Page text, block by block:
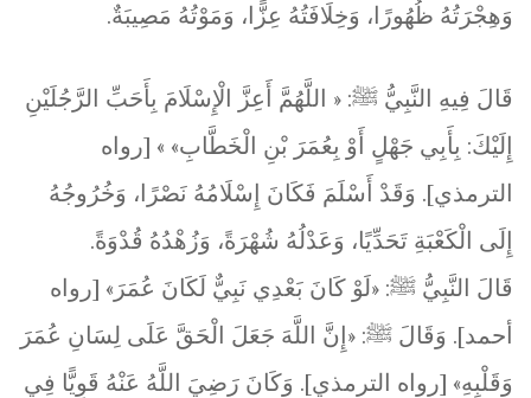
وَهِجْرَتُهُ ظُهُورًا، وَخِلَافَتُهُ عِزًّا، وَمَوْتُهُ مَصِيبَةٌ.
قَالَ فِيهِ النَّبِيُّ ﷺ: « اللَّهُمَّ أَعِزَّ الْإِسْلَامَ بِأَحَبِّ الرَّجُلَيْنِ
إِلَيْكَ: بِأَبِي جَهْلٍ أَوْ بِعُمَرَ بْنِ الْخَطَّابِ» » [رواه
الترمذي]. وَقَدْ أَسْلَمَ فَكَانَ إِسْلَامُهُ نَصْرًا، وَخُرُوجُهُ
إِلَى الْكَعْبَةِ تَحَدِّيًا، وَعَدْلُهُ شُهْرَةً، وَزُهْدُهُ قُدْوَةً.
قَالَ النَّبِيُّ ﷺ: «لَوْ كَانَ بَعْدِي نَبِيٌّ لَكَانَ عُمَرَ» [رواه
أحمد]. وَقَالَ ﷺ: «إِنَّ اللَّهَ جَعَلَ الْحَقَّ عَلَى لِسَانِ عُمَرَ
وَقَلْبِهِ» [رواه الترمذي]. وَكَانَ رَضِيَ اللَّهُ عَنْهُ قَوِيًّا فِي